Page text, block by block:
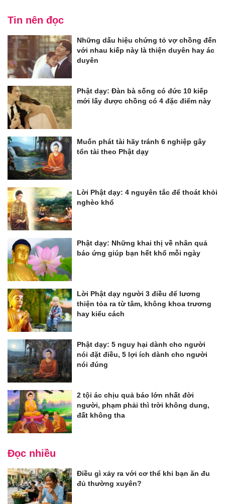
Tin nên đọc
Những dấu hiệu chứng tỏ vợ chồng đến
với nhau kiếp này là thiện duyên hay ác
duyên
Phật dạy: Đàn bà sống có đức 10 kiếp
mới lấy được chồng có 4 đặc điểm này
Muốn phát tài hãy tránh 6 nghiệp gây
tổn tài theo Phật dạy
Lời Phật dạy: 4 nguyên tắc để thoát khỏi
nghèo khổ
Phật dạy: Những khai thị về nhân quả
báo ứng giúp bạn hết khổ mỗi ngày
Lời Phật dạy người 3 điều để lương
thiện tỏa ra từ tâm, không khoa trương
hay kiểu cách
Phật dạy: 5 nguy hại dành cho người
nói đặt điều, 5 lợi ích dành cho người
nói đúng
2 tội ác chịu quả báo lớn nhất đời
người, phạm phải thì trời không dung,
đất không tha
Đọc nhiều
Điều gì xảy ra với cơ thể khi bạn ăn đu
đủ thường xuyên?